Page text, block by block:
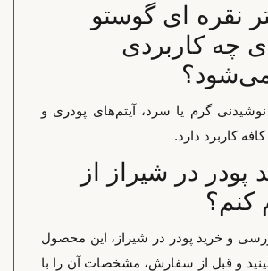
نقره ای گوستو
چه کاربردی
گرم یا سرد، آیتم‌های پودری و
کاربرد دارد.
در شیراز از
و خرید پودر در شیراز، این محصول
و قبل از سفارش، مشخصات آن را با